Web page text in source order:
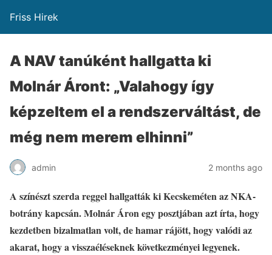
Friss Hirek
A NAV tanúként hallgatta ki
Molnár Áront: „Valahogy így
képzeltem el a rendszerváltást, de
még nem merem elhinni”
admin 2 months ago
A színészt szerda reggel hallgatták ki Kecskeméten az NKA-
botrány kapcsán. Molnár Áron egy posztjában azt írta, hogy
kezdetben bizalmatlan volt, de hamar rájött, hogy valódi az
akarat, hogy a visszaéléseknek következményei legyenek.